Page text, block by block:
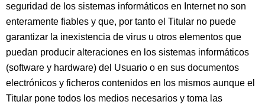
seguridad de los sistemas informáticos en Internet no son
enteramente fiables y que, por tanto el Titular no puede
garantizar la inexistencia de virus u otros elementos que
puedan producir alteraciones en los sistemas informáticos
(software y hardware) del Usuario o en sus documentos
electrónicos y ficheros contenidos en los mismos aunque el
Titular pone todos los medios necesarios y toma las